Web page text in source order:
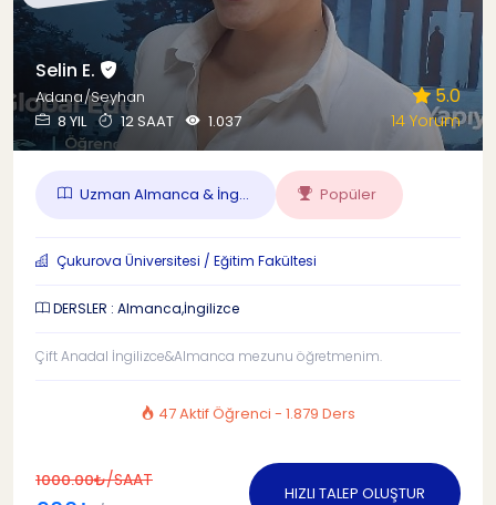
Selin E.
Adana/Seyhan
8 YIL
12 SAAT 1.037
5.0
14 Yorum
Uzman Almanca & İng... Popüler
Çukurova Üniversitesi / Eğitim Fakültesi
DERSLER : Almanca,İngilizce
Çift Anadal İngilizce&Almanca mezunu öğretmenim.
47 Aktif Öğrenci - 1.879 Ders
1000.00₺/SAAT
HIZLI TALEP OLUŞTUR